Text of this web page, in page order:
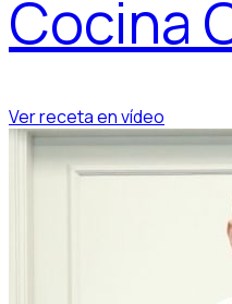
Cocina
Ver receta en vídeo